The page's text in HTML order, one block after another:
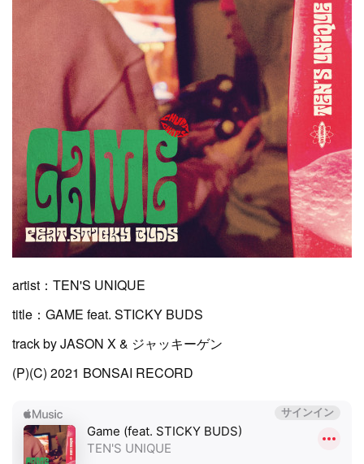
artist：TEN'S UNIQUE
title：GAME feat. STICKY BUDS
track by JASON X & ジャッキーゲン
(P)(C) 2021 BONSAI RECORD